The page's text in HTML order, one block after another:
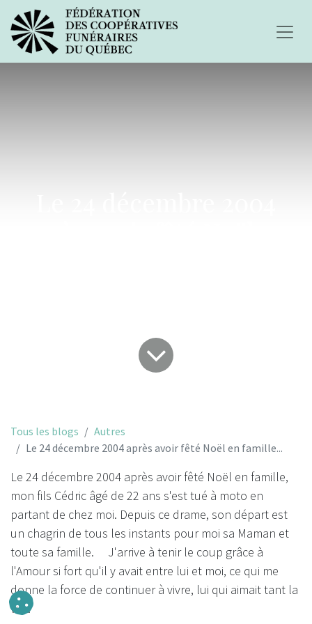
Tous les blogs
Autres
Le 24 décembre 2004 après avoir fêté Noël en famille...
Le 24 décembre 2004 après avoir fêté Noël en famille,
mon fils Cédric âgé de 22 ans s'est tué à moto en
partant de chez moi. Depuis ce drame, son départ est
un chagrin de tous les instants pour moi sa Maman et
toute sa famille. J'arrive à tenir le coup grâce à
l'Amour si fort qu'il y avait entre lui et moi, ce qui me
donne la force de continuer à vivre, lui qui aimait tant la
vie !